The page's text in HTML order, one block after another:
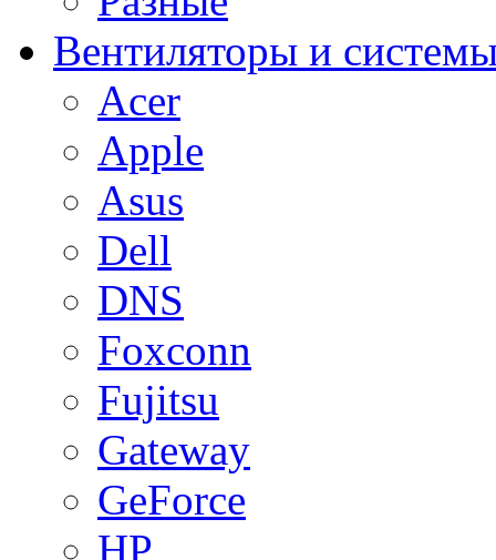
Вентиляторы и
Acer
Apple
Asus
Dell
DNS
Foxconn
Fujitsu
Gateway
GeForce
HP